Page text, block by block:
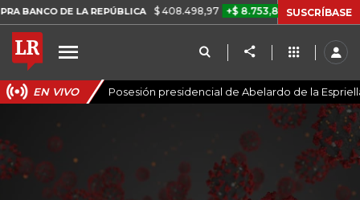
$ 408.498,97 +$ 8.753,81 +2,19% TASA DE USURA
SUSCRÍBASE
EN VIVO Posesión presidencial de Abelardo de la